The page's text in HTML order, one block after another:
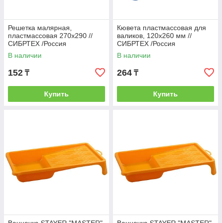
Решетка малярная,
пластмассовая 270х290 //
СИБРТЕХ /Россия
В наличии
152 ₸
Купить
Кювета пластмассовая для
валиков, 120х260 мм //
СИБРТЕХ /Россия
В наличии
264 ₸
Купить